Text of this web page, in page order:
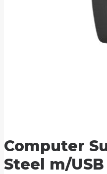
Computer
Steel m/USB